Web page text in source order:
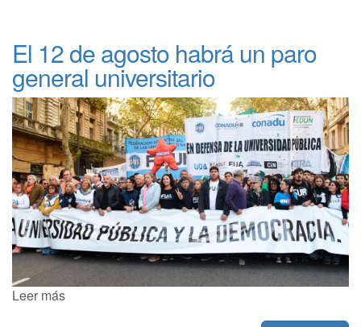
El 12 de agosto habrá un paro
general universitario
Leer más